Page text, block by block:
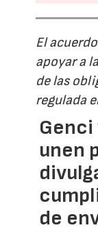
El
apoyar a
de las
regulada
Genci
unen
de